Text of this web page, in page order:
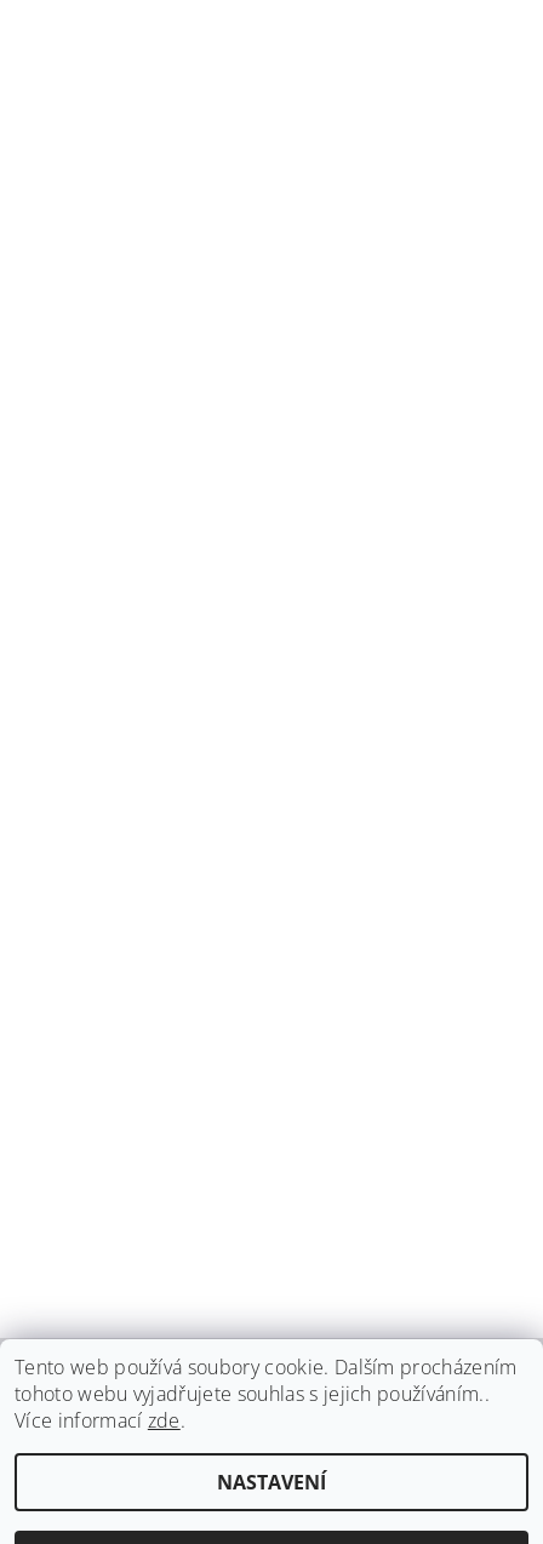
haspadent.cz
HASPA dent, spol. s r.o., všechna práva vyhrazena
cookies
Tento web používá soubory cookie. Dalším procházením
tohoto webu vyjadřujete souhlas s jejich používáním..
Více informací zde.
NASTAVENÍ